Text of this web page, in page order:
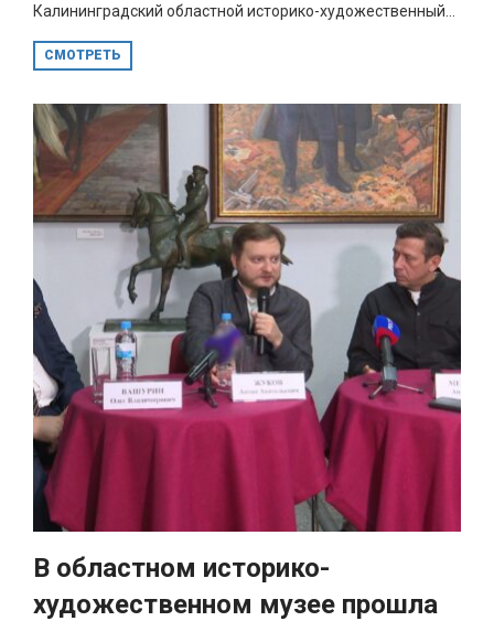
Калининградский областной историко-художественный...
СМОТРЕТЬ
В областном историко-
художественном музее прошла